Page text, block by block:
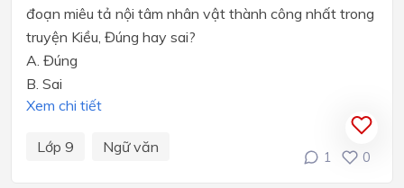
đoạn miêu tả nội tâm nhân vật thành công nhất trong
truyện Kiều, Đúng hay sai?
A. Đúng
B. Sai
Xem chi tiết
Lớp 9 Ngữ văn
1 0